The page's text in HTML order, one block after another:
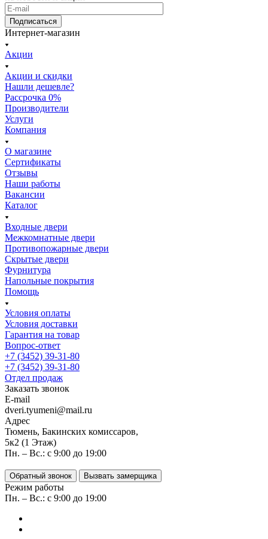
Подписаться
Интернет-магазин
Акции
Акции и скидки
Нашли дешевле?
Рассрочка 0%
Производители
Услуги
Компания
О магазине
Сертификаты
Отзывы
Наши работы
Вакансии
Каталог
Входные двери
Межкомнатные двери
Противопожарные двери
Скрытые двери
Фурнитура
Напольные покрытия
Помощь
Условия оплаты
Условия доставки
Гарантия на товар
Вопрос-ответ
+7 (3452) 39-31-80
+7 (3452) 39-31-80
Отдел продаж
Заказать звонок
E-mail
dveri.tyumeni@mail.ru
Адрес
Тюмень, Бакинских комиссаров,
5к2 (1 Этаж)
Пн. – Вс.: с 9:00 до 19:00
Обратный звонок Вызвать замерщика
Режим работы
Пн. – Вс.: с 9:00 до 19:00